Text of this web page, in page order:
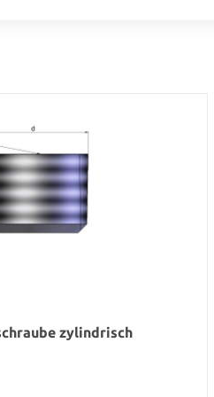
zylindrisch